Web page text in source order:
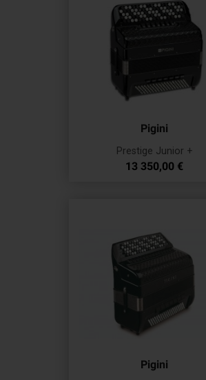
Pigini
Prestige Junior +
Prix
13 350,00 €
Pigini